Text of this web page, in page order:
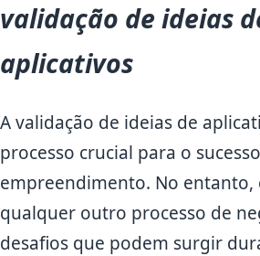
validação de ideias
aplicativos
A validação de ideias de
processo crucial para o
empreendimento. No entanto,
qualquer outro processo de
desafios que podem surgir